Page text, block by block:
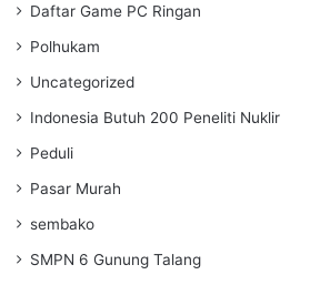
Daftar Game PC Ringan
Polhukam
Uncategorized
Indonesia Butuh 200 Peneliti Nuklir
Peduli
Pasar Murah
sembako
SMPN 6 Gunung Talang